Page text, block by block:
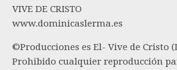
VIVE DE CRISTO
www.dominicaslerma.es
©Producciones es El- Vive de Cristo
Prohibido cualquier reproducción